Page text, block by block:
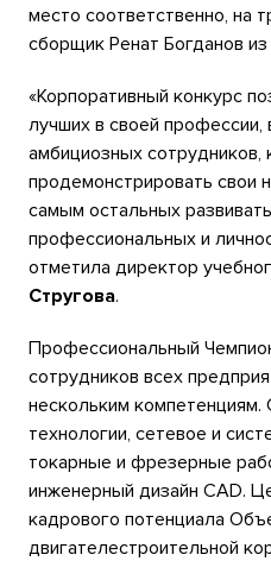
место соответственно, на
сборщик Ренат Богданов
«Корпоративный конкурс
лучших в своей профессии,
амбициозных сотрудников,
продемонстрировать свои
самым остальных
профессиональных и
отметила директор
Стругова.
Профессиональный
сотрудников всех
нескольким
технологии, сетевое и
токарные и фрезерные
инженерный дизайн CAD.
кадрового потенциала
двигателестроительной